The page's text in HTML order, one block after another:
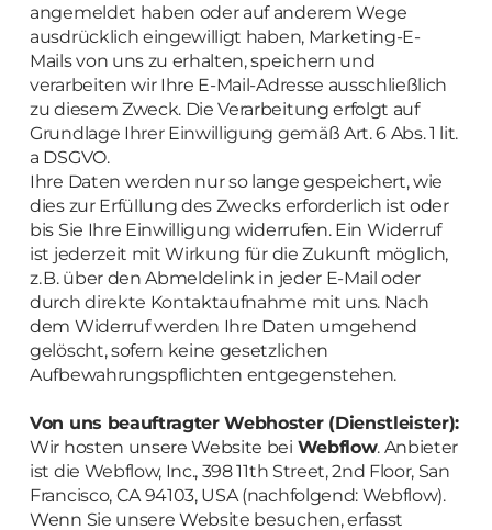
angemeldet haben oder auf anderem Wege
ausdrücklich eingewilligt haben, Marketing-E-
Mails von uns zu erhalten, speichern und
verarbeiten wir Ihre E-Mail-Adresse ausschließlich
zu diesem Zweck. Die Verarbeitung erfolgt auf
Grundlage Ihrer Einwilligung gemäß Art. 6 Abs. 1 lit.
a DSGVO.
Ihre Daten werden nur so lange gespeichert, wie
dies zur Erfüllung des Zwecks erforderlich ist oder
bis Sie Ihre Einwilligung widerrufen. Ein Widerruf
ist jederzeit mit Wirkung für die Zukunft möglich,
z. B. über den Abmeldelink in jeder E-Mail oder
durch direkte Kontaktaufnahme mit uns. Nach
dem Widerruf werden Ihre Daten umgehend
gelöscht, sofern keine gesetzlichen
Aufbewahrungspflichten entgegenstehen.
Von uns beauftragter Webhoster (Dienstleister):
Wir hosten unsere Website bei Webflow. Anbieter
ist die Webflow, Inc., 398 11th Street, 2nd Floor, San
Francisco, CA 94103, USA (nachfolgend: Webflow).
Wenn Sie unsere Website besuchen, erfasst